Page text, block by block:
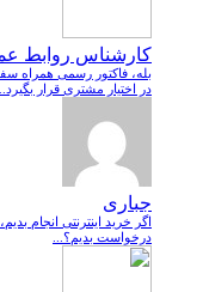
کارشناس روابط
بله، فاکتور رسمی همراه
در اختیار مشتری قرار بگیرد....
جباری
اگر خرید اینترنتی انجام
درخواست بدیم؟...